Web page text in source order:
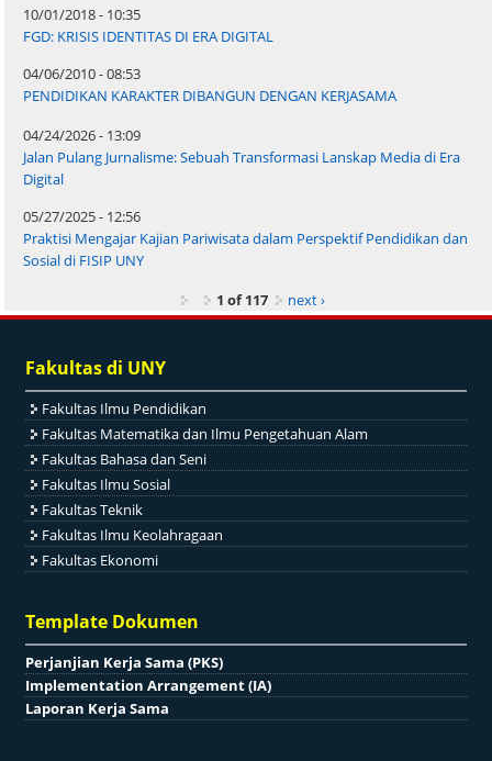
10/01/2018 - 10:35
FGD: KRISIS IDENTITAS DI ERA DIGITAL
04/06/2010 - 08:53
PENDIDIKAN KARAKTER DIBANGUN DENGAN KERJASAMA
04/24/2026 - 13:09
Jalan Pulang Jurnalisme: Sebuah Transformasi Lanskap Media di Era
Digital
05/27/2025 - 12:56
Praktisi Mengajar Kajian Pariwisata dalam Perspektif Pendidikan dan
Sosial di FISIP UNY
1 of 117
next ›
Fakultas di UNY
Fakultas Ilmu Pendidikan
Fakultas Matematika dan Ilmu Pengetahuan Alam
Fakultas Bahasa dan Seni
Fakultas Ilmu Sosial
Fakultas Teknik
Fakultas Ilmu Keolahragaan
Fakultas Ekonomi
Template Dokumen
Perjanjian Kerja Sama (PKS)
Implementation Arrangement (IA)
Laporan Kerja Sama